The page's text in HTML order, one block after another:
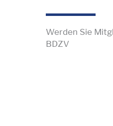
Werden Sie
BDZV